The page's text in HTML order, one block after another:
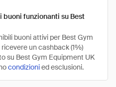
funzionanti su Best
buoni attivi per Best Gym
un cashback (1%)
su Best Gym Equipment UK
condizionied esclusioni.